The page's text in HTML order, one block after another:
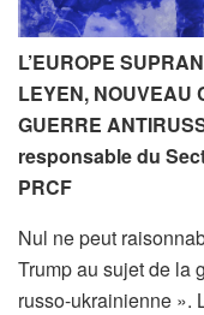
L’EUROPE
LEYEN, NOUVEAU
GUERRE
responsable du
PRCF
Nul ne peut
Trump au sujet de la
russo-ukrainienne ».